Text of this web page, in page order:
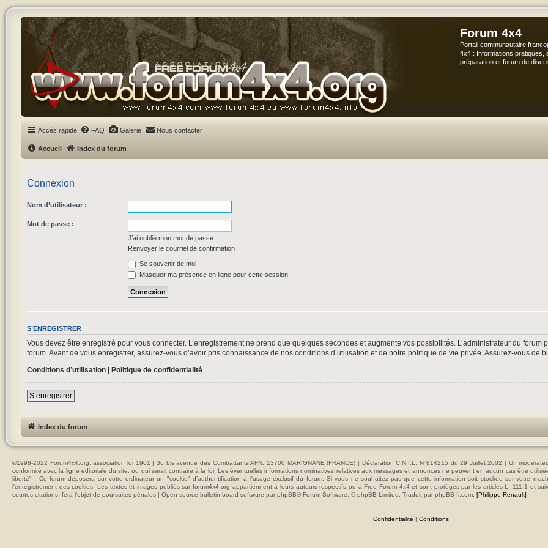
Forum 4x4
Portail communautaire
4x4 : Informations pratiques,
préparation et forum de
Accès rapide FAQ Galerie Nous contacter
Accueil Index du forum
Connexion
Nom d’utilisateur :
Mot de passe :
J’ai oublié mon mot de passe
Renvoyer le courriel de confirmation
Se souvenir de moi
Masquer ma présence en ligne pour cette session
S’ENREGISTRER
Vous devez être enregistré pour vous connecter. L’enregistrement ne prend que quelques secondes et augmente vos possibilités. L’administrateur du
forum. Avant de vous enregistrer, assurez-vous d’avoir pris connaissance de nos conditions d’utilisation et de notre politique de vie privée. Assurez-vous de
Conditions d’utilisation| Politique de confidentialité
S’enregistrer
Index du forum
©1998-2022 Forum4x4.org, association loi 1901 | 36 bis avenue des Combattants AFN, 13700 MARIGNANE (FRANCE) | Déclaration C.N.I.L. N°814215 du 29 Juillet 2002 | Un
conformité avec la ligne éditoriale du site, ou qui serait contraire à la loi. Les éventuelles informations nominatives relatives aux messages et annonces ne peuvent en aucun cas être
liberté" : Ce forum déposera sur votre ordinateur un "cookie" d’authentification à l'usage exclusif du forum. Si vous ne souhaitez pas que cette information soit stockée sur votre
l'enregistrement des cookies. Les textes et images publiés sur forum4x4.org appartiennent à leurs auteurs respectifs ou à Free Forum 4x4 et sont protégés par les articles L. 111-1 et
courtes citations, fera l'objet de poursuites pénales | Open source bulletin board software par phpBB® Forum Software, © phpBB Limited. Traduit par phpBB-fr.com. [Philippe Renault]
Confidentialité | Conditions